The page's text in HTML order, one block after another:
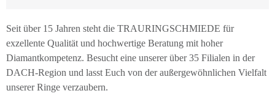
Seit über 15 Jahren steht die TRAURINGSCHMIEDE für
exzellente Qualität und hochwertige Beratung mit hoher
Diamantkompetenz. Besucht eine unserer über 35 Filialen in der
DACH-Region und lasst Euch von der außergewöhnlichen Vielfalt
unserer Ringe verzaubern.